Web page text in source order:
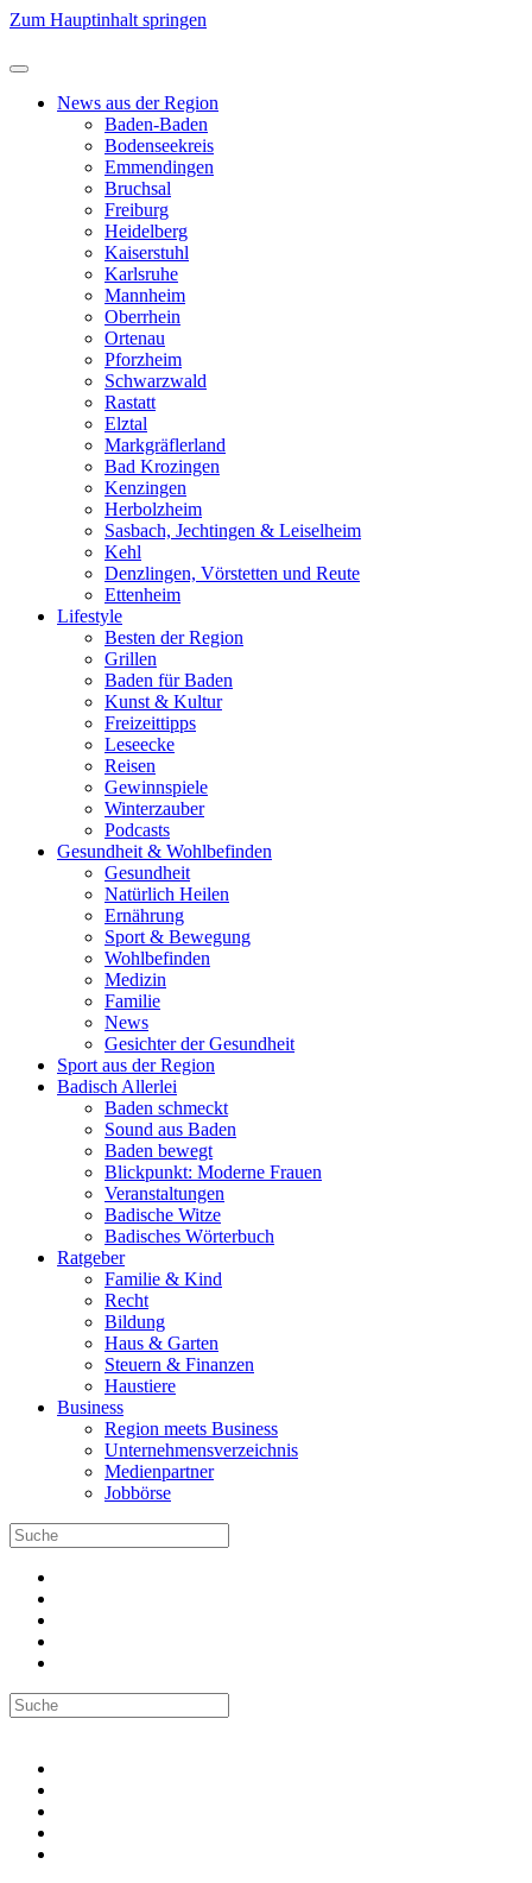
Zum Hauptinhalt springen
News aus der Region
Baden-Baden
Bodenseekreis
Emmendingen
Bruchsal
Freiburg
Heidelberg
Kaiserstuhl
Karlsruhe
Mannheim
Oberrhein
Ortenau
Pforzheim
Schwarzwald
Rastatt
Elztal
Markgräflerland
Bad Krozingen
Kenzingen
Herbolzheim
Sasbach, Jechtingen & Leiselheim
Kehl
Denzlingen, Vörstetten und Reute
Ettenheim
Lifestyle
Besten der Region
Grillen
Baden für Baden
Kunst & Kultur
Freizeittipps
Leseecke
Reisen
Gewinnspiele
Winterzauber
Podcasts
Gesundheit & Wohlbefinden
Gesundheit
Natürlich Heilen
Ernährung
Sport & Bewegung
Wohlbefinden
Medizin
Familie
News
Gesichter der Gesundheit
Sport aus der Region
Badisch Allerlei
Baden schmeckt
Sound aus Baden
Baden bewegt
Blickpunkt: Moderne Frauen
Veranstaltungen
Badische Witze
Badisches Wörterbuch
Ratgeber
Familie & Kind
Recht
Bildung
Haus & Garten
Steuern & Finanzen
Haustiere
Business
Region meets Business
Unternehmensverzeichnis
Medienpartner
Jobbörse